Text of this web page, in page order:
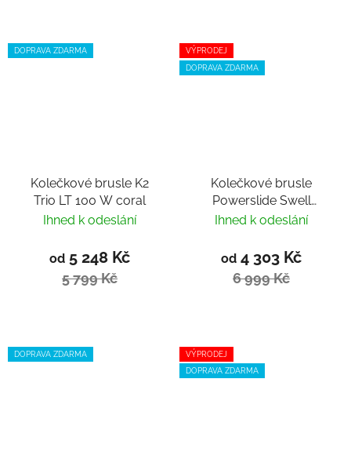
DOPRAVA ZDARMA
Kolečkové brusle K2
Trio LT 100 W coral
Ihned k odeslání
od 5 248 Kč
5 799 Kč
VÝPRODEJ
DOPRAVA ZDARMA
Kolečkové brusle
Powerslide Swell
Electric Pink 100 Trinity
Ihned k odeslání
od 4 303 Kč
6 999 Kč
DOPRAVA ZDARMA
VÝPRODEJ
DOPRAVA ZDARMA